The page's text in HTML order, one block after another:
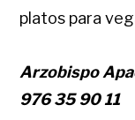
platos para
Arzobispo
976 35 90 11